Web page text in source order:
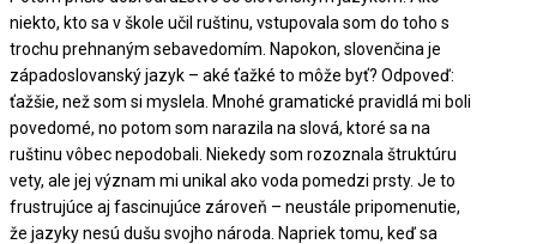
niekto, kto sa v škole učil ruštinu, vstupovala som do toho s
trochu prehnaným sebavedomím. Napokon, slovenčina je
západoslovanský jazyk – aké ťažké to môže byť? Odpoveď:
ťažšie, než som si myslela. Mnohé gramatické pravidlá mi boli
povedomé, no potom som narazila na slová, ktoré sa na
ruštinu vôbec nepodobali. Niekedy som rozoznala štruktúru
vety, ale jej význam mi unikal ako voda pomedzi prsty. Je to
frustrujúce aj fascinujúce zároveň – neustále pripomenutie,
že jazyky nesú dušu svojho národa. Napriek tomu, keď sa